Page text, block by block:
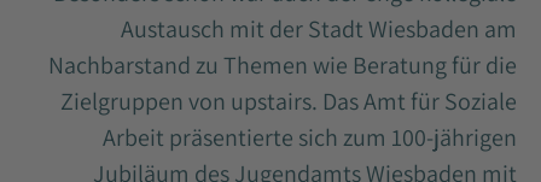
Austausch mit der Stadt Wiesbaden am
Nachbarstand zu Themen wie Beratung für die
Zielgruppen von upstairs. Das Amt für Soziale
Arbeit präsentierte sich zum 100-jährigen
Jubiläum des Jugendamts Wiesbaden mit